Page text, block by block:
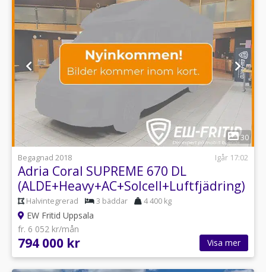
1
30
Begagnad 2018
Igår 17:02
Adria Coral SUPREME 670 DL
(ALDE+Heavy+AC+Solcell+Luftfjädring)
Halvintegrerad 3 bäddar 4 400 kg
EW Fritid Uppsala
fr. 6 052 kr/mån
794 000 kr Visa mer